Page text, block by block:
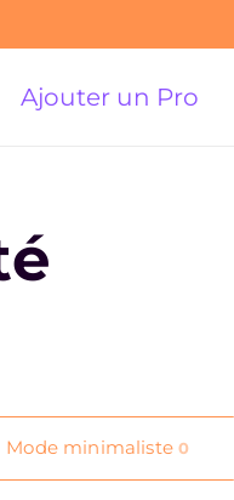
Ajouter un Pro
Mode minimaliste0